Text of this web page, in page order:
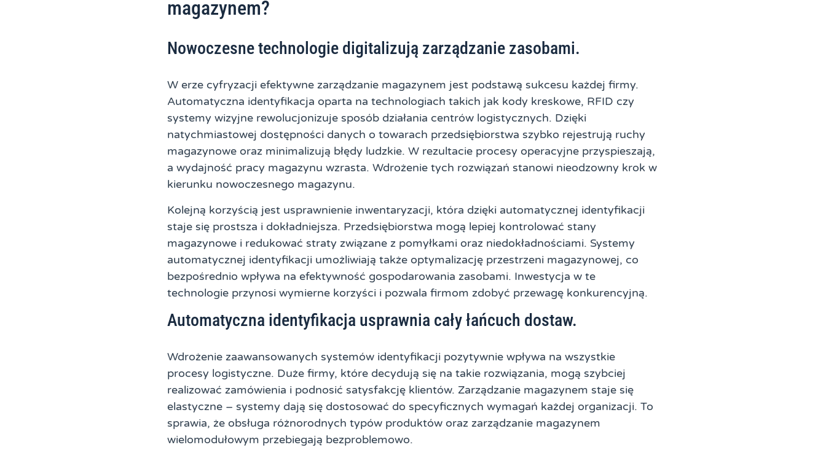
magazynem?
Nowoczesne technologie digitalizują zarządzanie zasobami.
W erze cyfryzacji efektywne zarządzanie magazynem jest podstawą sukcesu każdej firmy.
Automatyczna identyfikacja oparta na technologiach takich jak kody kreskowe, RFID czy
systemy wizyjne rewolucjonizuje sposób działania centrów logistycznych. Dzięki
natychmiastowej dostępności danych o towarach przedsiębiorstwa szybko rejestrują ruchy
magazynowe oraz minimalizują błędy ludzkie. W rezultacie procesy operacyjne przyspieszają,
a wydajność pracy magazynu wzrasta. Wdrożenie tych rozwiązań stanowi nieodzowny krok w
kierunku nowoczesnego magazynu.
Kolejną korzyścią jest usprawnienie inwentaryzacji, która dzięki automatycznej identyfikacji
staje się prostsza i dokładniejsza. Przedsiębiorstwa mogą lepiej kontrolować stany
magazynowe i redukować straty związane z pomyłkami oraz niedokładnościami. Systemy
automatycznej identyfikacji umożliwiają także optymalizację przestrzeni magazynowej, co
bezpośrednio wpływa na efektywność gospodarowania zasobami. Inwestycja w te
technologie przynosi wymierne korzyści i pozwala firmom zdobyć przewagę konkurencyjną.
Automatyczna identyfikacja usprawnia cały łańcuch dostaw.
Wdrożenie zaawansowanych systemów identyfikacji pozytywnie wpływa na wszystkie
procesy logistyczne. Duże firmy, które decydują się na takie rozwiązania, mogą szybciej
realizować zamówienia i podnosić satysfakcję klientów. Zarządzanie magazynem staje się
elastyczne – systemy dają się dostosować do specyficznych wymagań każdej organizacji. To
sprawia, że obsługa różnorodnych typów produktów oraz zarządzanie magazynem
wielomodułowym przebiegają bezproblemowo.